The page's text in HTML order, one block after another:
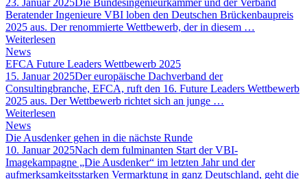
23. Januar 2025Die Bundesingenieurkammer und der Verband
Beratender Ingenieure VBI loben den Deutschen Brückenbaupreis
2025 aus. Der renommierte Wettbewerb, der in diesem …
Weiterlesen
News
EFCA Future Leaders Wettbewerb 2025
15. Januar 2025Der europäische Dachverband der
Consultingbranche, EFCA, ruft den 16. Future Leaders Wettbewerb
2025 aus. Der Wettbewerb richtet sich an junge …
Weiterlesen
News
Die Ausdenker gehen in die nächste Runde
10. Januar 2025Nach dem fulminanten Start der VBI-
Imagekampagne „Die Ausdenker“ im letzten Jahr und der
aufmerksamkeitsstarken Vermarktung in ganz Deutschland, geht die